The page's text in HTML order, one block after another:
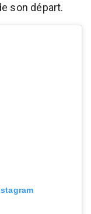
son départ.